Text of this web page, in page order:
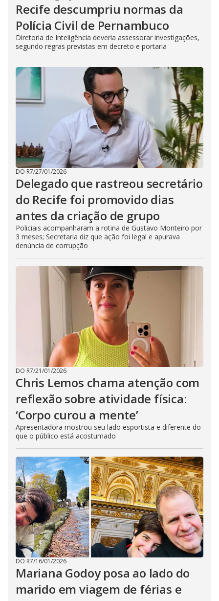
Recife descumpriu normas da
Polícia Civil de Pernambuco
Diretoria de Inteligência deveria assessorar investigações,
segundo regras previstas em decreto e portaria
DO R7/27/01/2026
Delegado que rastreou secretário
do Recife foi promovido dias
antes da criação de grupo
Policiais acompanharam a rotina de Gustavo Monteiro por
3 meses; Secretaria diz que ação foi legal e apurava
denúncia de corrupção
DO R7/21/01/2026
Chris Lemos chama atenção com
reflexão sobre atividade física:
‘Corpo curou a mente’
Apresentadora mostrou seu lado esportista e diferente do
que o público está acostumado
DO R7/16/01/2026
Mariana Godoy posa ao lado do
marido em viagem de férias e